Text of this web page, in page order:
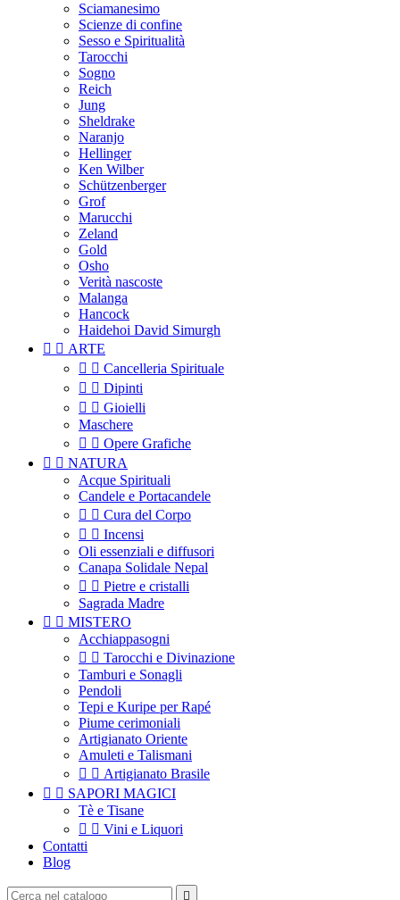
Sciamanesimo
Scienze di confine
Sesso e Spiritualità
Tarocchi
Sogno
Reich
Jung
Sheldrake
Naranjo
Hellinger
Ken Wilber
Schützenberger
Grof
Marucchi
Zeland
Gold
Osho
Verità nascoste
Malanga
Hancock
Haidehoi David Simurgh
  ARTE
  Cancelleria Spirituale
  Dipinti
  Gioielli
Maschere
  Opere Grafiche
  NATURA
Acque Spirituali
Candele e Portacandele
  Cura del Corpo
  Incensi
Oli essenziali e diffusori
Canapa Solidale Nepal
  Pietre e cristalli
Sagrada Madre
  MISTERO
Acchiappasogni
  Tarocchi e Divinazione
Tamburi e Sonagli
Pendoli
Tepi e Kuripe per Rapé
Piume cerimoniali
Artigianato Oriente
Amuleti e Talismani
  Artigianato Brasile
  SAPORI MAGICI
Tè e Tisane
  Vini e Liquori
Contatti
Blog
